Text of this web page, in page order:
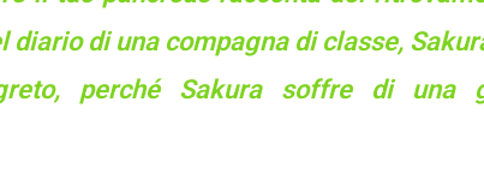
di una compagna di classe,
perché Sakura soffre di una